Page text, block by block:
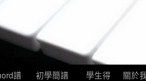
譜
初學簡譜
學生得
關於